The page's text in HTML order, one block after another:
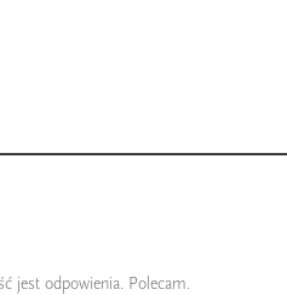
jest odpowienia. Polecam.